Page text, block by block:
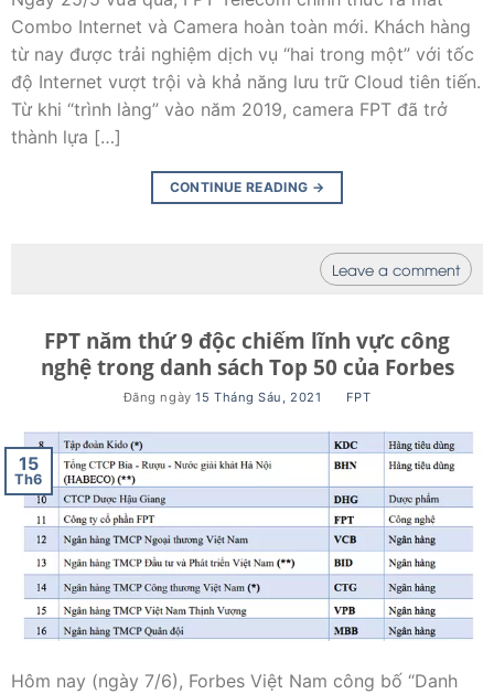
Combo Internet và Camera hoàn toàn mới. Khách hàng
từ nay được trải nghiệm dịch vụ “hai trong một” với tốc
độ Internet vượt trội và khả năng lưu trữ Cloud tiên tiến.
Từ khi “trình làng” vào năm 2019, camera FPT đã trở
thành lựa […]
CONTINUE READING →
Leave a comment
FPT năm thứ 9 độc chiếm lĩnh vực công
nghệ trong danh sách Top 50 của Forbes
Đăng ngày15 Tháng Sáu, 2021 FPT
15
Th6
Hôm nay (ngày 7/6), Forbes Việt Nam công bố “Danh